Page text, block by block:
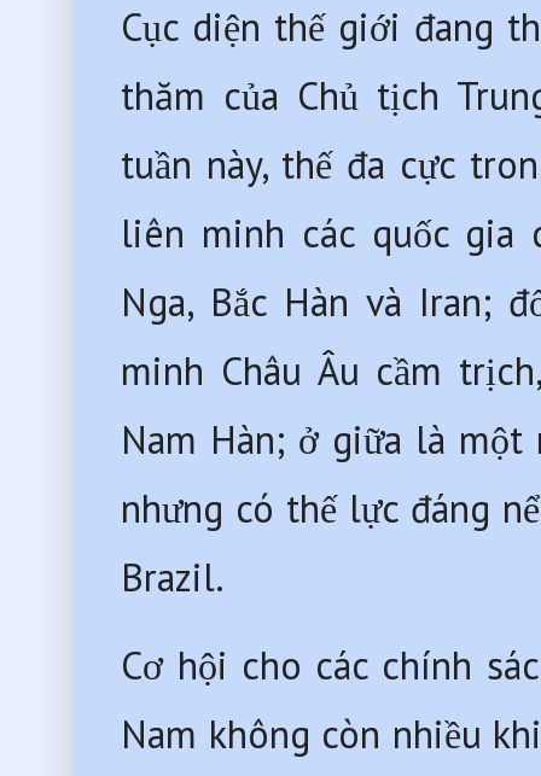
Cục diện thế giới đang
thăm của Chủ tịch
tuần này, thế đa cực
liên minh các quốc gia
Nga, Bắc Hàn và Iran;
minh Châu Âu cầm
Nam Hàn; ở giữa là
nhưng có thế lực đáng
Brazil.
Cơ hội cho các chính
Nam không còn nhiều